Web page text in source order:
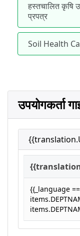
हस्तचालित
प्रपत्र
Soil Health
उपयोगकर्ता
{{_language